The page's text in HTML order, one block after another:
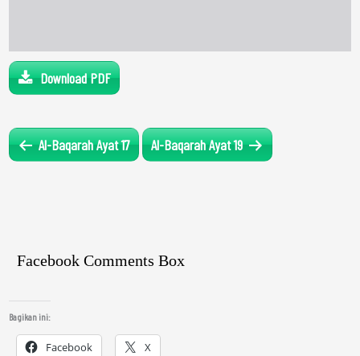
Download PDF
Al-Baqarah Ayat 17 Al-Baqarah Ayat 19
Facebook Comments Box
Bagikan ini:
Facebook X